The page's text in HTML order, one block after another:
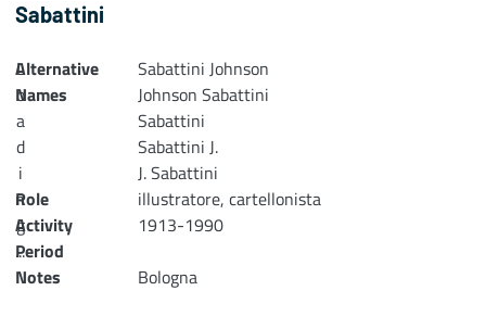
Sabattini
L
o
a
d
i
n
g
...
Loading...
Alternative
Names
Sabattini Johnson
Johnson Sabattini
Sabattini
Sabattini J.
J. Sabattini
Role
illustratore, cartellonista
Activity
Period
1913-1990
Notes
Bologna